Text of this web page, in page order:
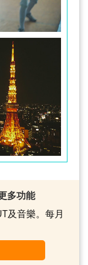
多功能
及音樂。每月